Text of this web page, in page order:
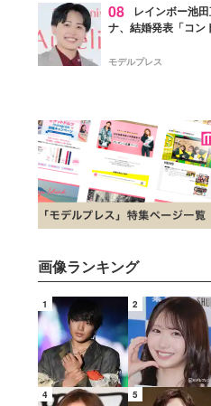
08
レインボー池
ナ、結婚発表「コン
点変更のため
モデルプレス
画像ランキング
1 2
4 5